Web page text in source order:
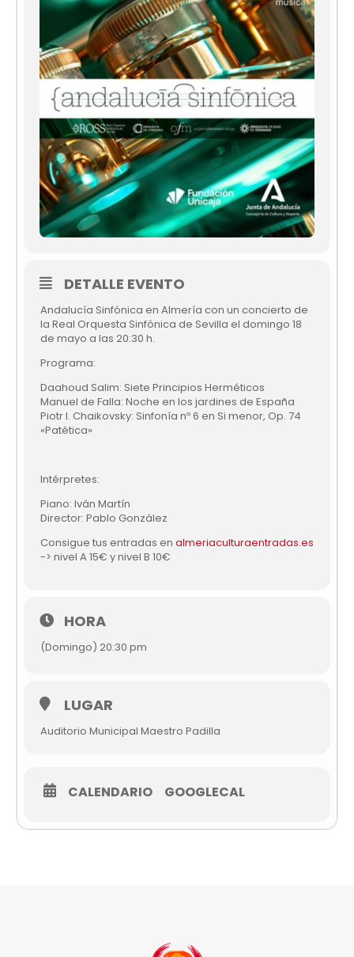
DETALLE EVENTO
Andalucía Sinfónica en Almería con un concierto de
la Real Orquesta Sinfónica de Sevilla el domingo 18
de mayo a las 20:30 h.
Programa:
Daahoud Salim: Siete Principios Herméticos
Manuel de Falla: Noche en los jardines de España
Piotr I. Chaikovsky: Sinfonía nº 6 en Si menor, Op. 74
«Patética»
Intérpretes:
Piano: Iván Martín
Director: Pablo González
Consigue tus entradas en almeriaculturaentradas.es
-> nivel A 15€ y nivel B 10€
HORA
(Domingo) 20:30 pm
LUGAR
Auditorio Municipal Maestro Padilla
CALENDARIO GOOGLECAL